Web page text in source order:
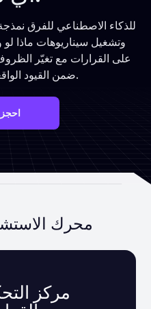
وتشغيل سيناريوهات ماذا
على القرارات مع تغيّر
ضمن القيود الواقعية للعالم الحقيقي.
محرك
مركز